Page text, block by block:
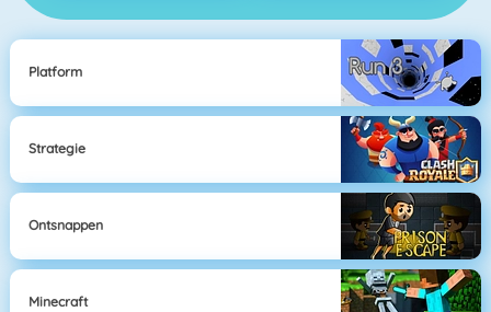
Platform
Strategie
Ontsnappen
Minecraft